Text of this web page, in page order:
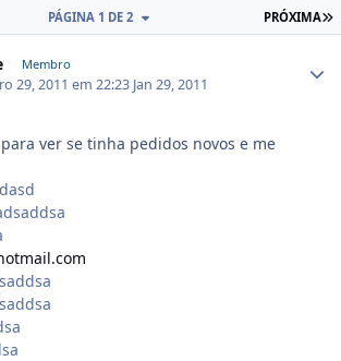
PRÓXIMA
PÁGINA 1 DE 2
Membro
29, 2011 em 22:23 Jan 29, 2011
ver se tinha pedidos novos e me